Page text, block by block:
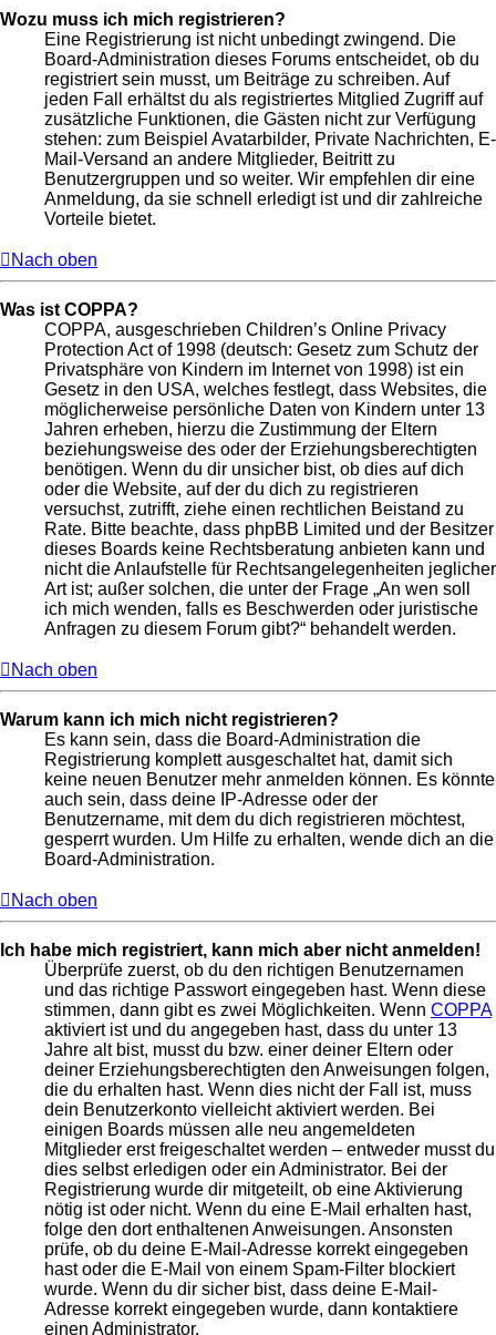
Wozu muss ich mich registrieren?
Eine Registrierung ist nicht unbedingt zwingend. Die
Board-Administration dieses Forums entscheidet, ob du
registriert sein musst, um Beiträge zu schreiben. Auf
jeden Fall erhältst du als registriertes Mitglied Zugriff auf
zusätzliche Funktionen, die Gästen nicht zur Verfügung
stehen: zum Beispiel Avatarbilder, Private Nachrichten, E-
Mail-Versand an andere Mitglieder, Beitritt zu
Benutzergruppen und so weiter. Wir empfehlen dir eine
Anmeldung, da sie schnell erledigt ist und dir zahlreiche
Vorteile bietet.
Nach oben
Was ist COPPA?
COPPA, ausgeschrieben Children’s Online Privacy
Protection Act of 1998 (deutsch: Gesetz zum Schutz der
Privatsphäre von Kindern im Internet von 1998) ist ein
Gesetz in den USA, welches festlegt, dass Websites, die
möglicherweise persönliche Daten von Kindern unter 13
Jahren erheben, hierzu die Zustimmung der Eltern
beziehungsweise des oder der Erziehungsberechtigten
benötigen. Wenn du dir unsicher bist, ob dies auf dich
oder die Website, auf der du dich zu registrieren
versuchst, zutrifft, ziehe einen rechtlichen Beistand zu
Rate. Bitte beachte, dass phpBB Limited und der Besitzer
dieses Boards keine Rechtsberatung anbieten kann und
nicht die Anlaufstelle für Rechtsangelegenheiten jeglicher
Art ist; außer solchen, die unter der Frage „An wen soll
ich mich wenden, falls es Beschwerden oder juristische
Anfragen zu diesem Forum gibt?“ behandelt werden.
Nach oben
Warum kann ich mich nicht registrieren?
Es kann sein, dass die Board-Administration die
Registrierung komplett ausgeschaltet hat, damit sich
keine neuen Benutzer mehr anmelden können. Es könnte
auch sein, dass deine IP-Adresse oder der
Benutzername, mit dem du dich registrieren möchtest,
gesperrt wurden. Um Hilfe zu erhalten, wende dich an die
Board-Administration.
Nach oben
Ich habe mich registriert, kann mich aber nicht anmelden!
Überprüfe zuerst, ob du den richtigen Benutzernamen
und das richtige Passwort eingegeben hast. Wenn diese
stimmen, dann gibt es zwei Möglichkeiten. Wenn COPPA
aktiviert ist und du angegeben hast, dass du unter 13
Jahre alt bist, musst du bzw. einer deiner Eltern oder
deiner Erziehungsberechtigten den Anweisungen folgen,
die du erhalten hast. Wenn dies nicht der Fall ist, muss
dein Benutzerkonto vielleicht aktiviert werden. Bei
einigen Boards müssen alle neu angemeldeten
Mitglieder erst freigeschaltet werden – entweder musst du
dies selbst erledigen oder ein Administrator. Bei der
Registrierung wurde dir mitgeteilt, ob eine Aktivierung
nötig ist oder nicht. Wenn du eine E-Mail erhalten hast,
folge den dort enthaltenen Anweisungen. Ansonsten
prüfe, ob du deine E-Mail-Adresse korrekt eingegeben
hast oder die E-Mail von einem Spam-Filter blockiert
wurde. Wenn du dir sicher bist, dass deine E-Mail-
Adresse korrekt eingegeben wurde, dann kontaktiere
einen Administrator.